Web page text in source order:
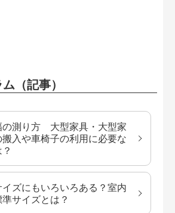
（記事）
の測り方 大型家具・大型家
入や車椅子の利用に必要な
イズにもいろいろある？室内
準サイズとは？